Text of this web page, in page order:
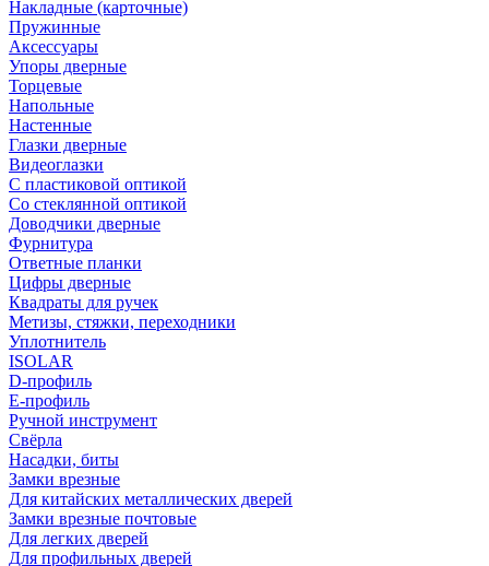
Накладные (карточные)
Пружинные
Аксессуары
Упоры дверные
Торцевые
Напольные
Настенные
Глазки дверные
Видеоглазки
С пластиковой оптикой
Со стеклянной оптикой
Доводчики дверные
Фурнитура
Ответные планки
Цифры дверные
Квадраты для ручек
Метизы, стяжки, переходники
Уплотнитель
ISOLAR
D-профиль
Е-профиль
Ручной инструмент
Свёрла
Насадки, биты
Замки врезные
Для китайских металлических дверей
Замки врезные почтовые
Для легких дверей
Для профильных дверей